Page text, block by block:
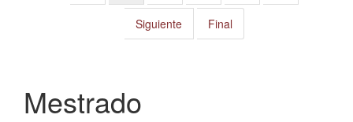
Siguiente Final
Mestrado